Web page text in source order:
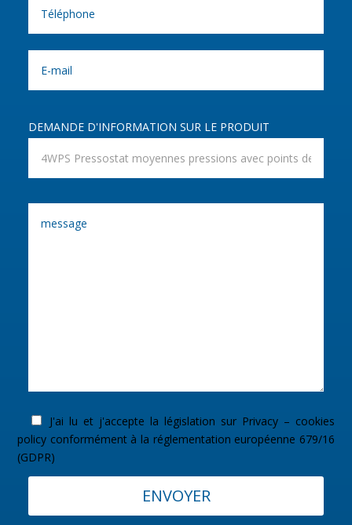
DEMANDE D'INFORMATION SUR LE PRODUIT
J'ai lu et j'accepte la législation sur Privacy – cookies
policy conformément à la réglementation européenne 679/16
(GDPR)
ENVOYER